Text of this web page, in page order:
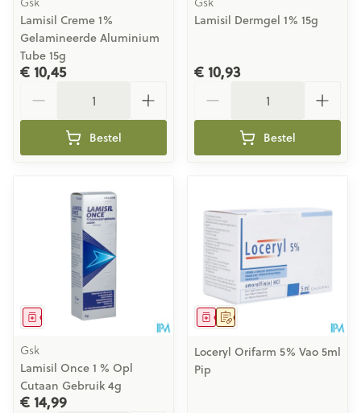
Lamisil Creme 1%
Gelamineerde Aluminium
Tube 15g
€ 10,45
Bestel
Lamisil Dermgel 1% 15g
€ 10,93
Bestel
Geneesmiddel
Gsk
Lamisil Once 1 % Opl
Cutaan Gebruik 4g
€ 14,99
Op voorschrift
Geneesmiddel
Loceryl Orifarm 5% Vao 5ml
Pip